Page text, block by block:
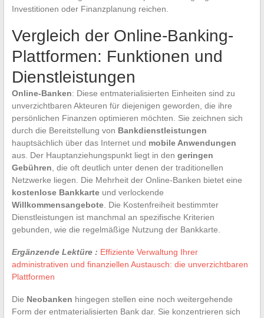
Investitionen oder Finanzplanung reichen.
Vergleich der Online-Banking-
Plattformen: Funktionen und
Dienstleistungen
Online-Banken: Diese entmaterialisierten Einheiten sind zu
unverzichtbaren Akteuren für diejenigen geworden, die ihre
persönlichen Finanzen optimieren möchten. Sie zeichnen sich
durch die Bereitstellung von Bankdienstleistungen
hauptsächlich über das Internet und mobile Anwendungen
aus. Der Hauptanziehungspunkt liegt in den geringen
Gebühren , die oft deutlich unter denen der traditionellen
Netzwerke liegen. Die Mehrheit der Online-Banken bietet eine
kostenlose Bankkarteund verlockende
Willkommensangebote. Die Kostenfreiheit bestimmter
Dienstleistungen ist manchmal an spezifische Kriterien
gebunden, wie die regelmäßige Nutzung der Bankkarte.
Ergänzende Lektüre : Effiziente Verwaltung Ihrer
administrativen und finanziellen Austausch: die unverzichtbaren
Plattformen
Die Neobanken hingegen stellen eine noch weitergehende
Form der entmaterialisierten Bank dar. Sie konzentrieren sich